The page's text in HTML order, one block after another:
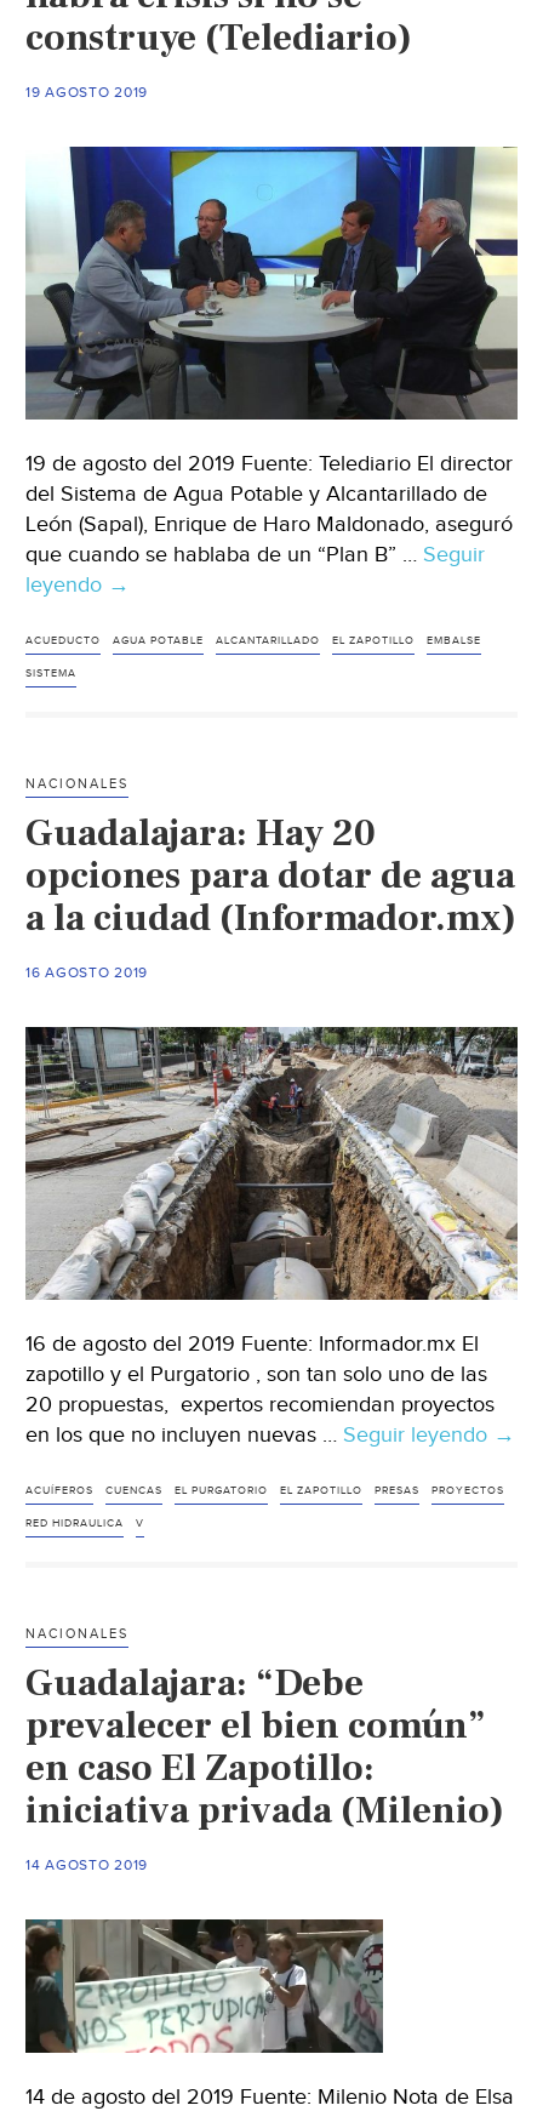
Zapotillo’,
dice
construye (Telediario)
19 AGOSTO 2019
19 de agosto del 2019 Fuente: Telediario El director
del Sistema de Agua Potable y Alcantarillado de
León (Sapal), Enrique de Haro Maldonado, aseguró
que cuando se hablaba de un “Plan B” … Seguir
leyendo Guadalajara:
“plan
habrá
crisis
no
se
(Telediario)
→
ACUEDUCTO AGUA POTABLE ALCANTARILLADO EL ZAPOTILLO EMBALSE
SISTEMA
NACIONALES
Guadalajara: Hay 20
opciones para dotar de agua
a la ciudad (Informador.mx)
16 AGOSTO 2019
16 de agosto del 2019 Fuente: Informador.mx El
zapotillo y el Purgatorio , son tan solo uno de las
20 propuestas, expertos recomiendan proyectos
en los que no incluyen nuevas … Seguir leyendo
20
→
ACUÍFEROS CUENCAS EL PURGATORIO EL ZAPOTILLO PRESAS PROYECTOS
RED HIDRAULICA V
NACIONALES
Guadalajara: “Debe
prevalecer el bien común”
en caso El Zapotillo:
iniciativa privada (Milenio)
14 AGOSTO 2019
14 de agosto del 2019 Fuente: Milenio Nota de Elsa